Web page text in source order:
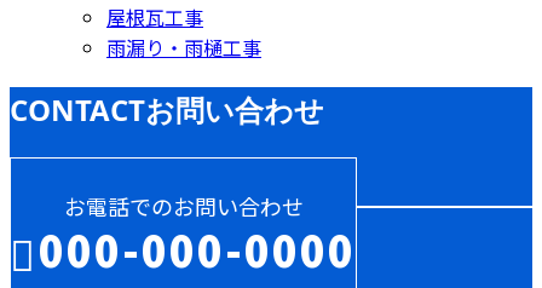
屋根瓦工事
雨漏り・雨樋工事
CONTACTお問い合わせ
お電話でのお問い合わせ
000-000-0000